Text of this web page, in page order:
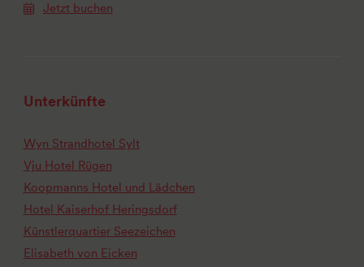
Jetzt buchen
Unterkünfte
Wyn Strandhotel Sylt
Vju Hotel Rügen
Koopmanns Hotel und Lädchen
Hotel Kaiserhof Heringsdorf
Künstlerquartier Seezeichen
Elisabeth von Eicken